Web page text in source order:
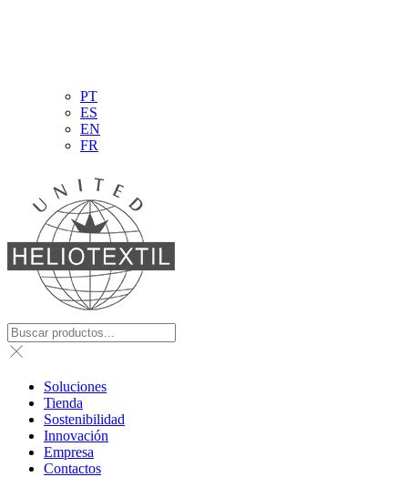
PT
ES
EN
FR
Soluciones
Tienda
Sostenibilidad
Innovación
Empresa
Contactos